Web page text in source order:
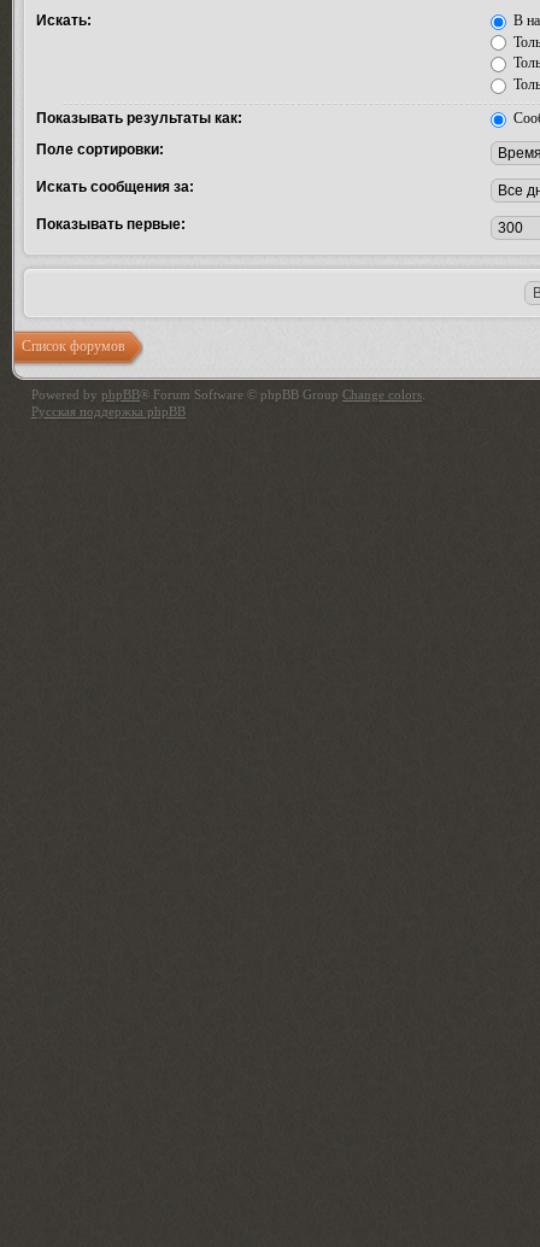
Искать:
В
Показывать результаты как:
Поле сортировки:
Искать сообщения за:
Показывать первые:
Список форумов
Powered by phpBB® Forum Software © phpBB Group Change colors
Русская поддержка phpBB